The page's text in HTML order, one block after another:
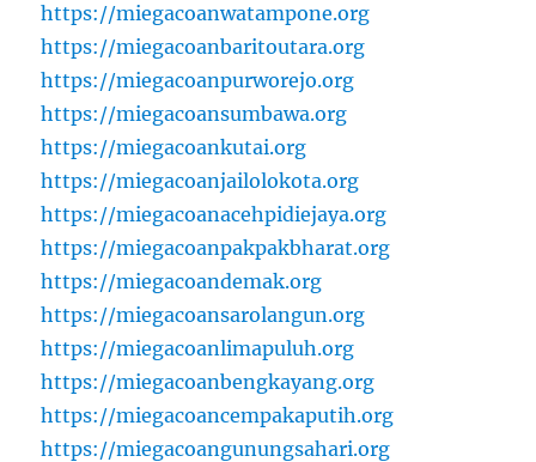
https://miegacoanwatampone.org
https://miegacoanbaritoutara.org
https://miegacoanpurworejo.org
https://miegacoansumbawa.org
https://miegacoankutai.org
https://miegacoanjailolokota.org
https://miegacoanacehpidiejaya.org
https://miegacoanpakpakbharat.org
https://miegacoandemak.org
https://miegacoansarolangun.org
https://miegacoanlimapuluh.org
https://miegacoanbengkayang.org
https://miegacoancempakaputih.org
https://miegacoangunungsahari.org